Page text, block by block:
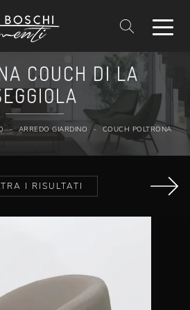
COUCH DI LA
- ARREDO GIARDINO - COUCH POLTRONA
I RISULTATI